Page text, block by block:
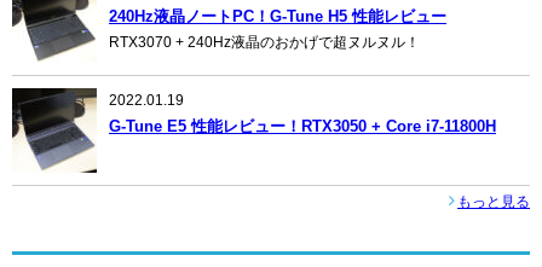
240Hz液晶ノートPC！G-Tune H5 性能レビュー
RTX3070 + 240Hz液晶のおかげで超ヌルヌル！
2022.01.19
G-Tune E5 性能レビュー！RTX3050 + Core i7-11800H
もっと見る